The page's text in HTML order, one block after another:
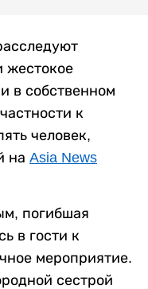
жестокое
в собственном
к
человек,
на Asia News
погибшая
в гости к
мероприятие.
сестрой